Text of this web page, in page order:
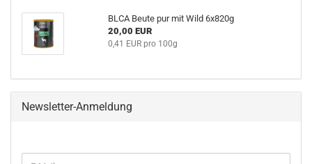
BLCA Beute pur mit Wild 6x820g
20,00 EUR
0,41 EUR pro 100g
Newsletter-Anmeldung